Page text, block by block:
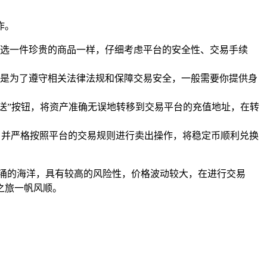
一件珍贵的商品一样，仔细考虑平台的安全性、交易手续
为了遵守相关法律法规和保障交易安全，一般需要你提供身
”按钮，将资产准确无误地转移到交易平台的充值地址，在转
严格按照平台的交易规则进行卖出操作，将稳定币顺利兑换
的海洋，具有较高的风险性，价格波动较大，在进行交易
一帆风顺。